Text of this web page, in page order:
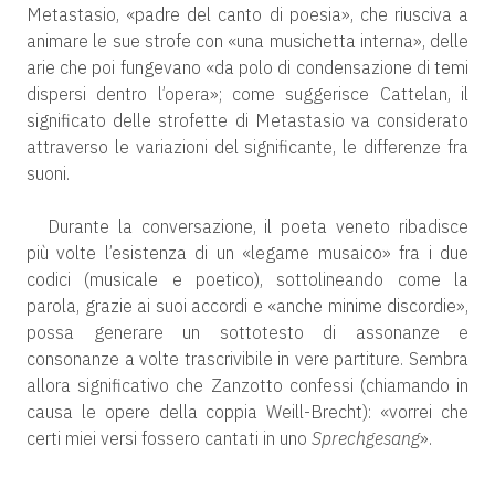
Metastasio, «padre del canto di poesia», che riusciva a
animare le sue strofe con «una musichetta interna», delle
arie che poi fungevano «da polo di condensazione di temi
dispersi dentro l’opera»; come suggerisce Cattelan, il
significato delle strofette di Metastasio va considerato
attraverso le variazioni del significante, le differenze fra
suoni.
Durante la conversazione, il poeta veneto ribadisce
più volte l’esistenza di un «legame musaico» fra i due
codici (musicale e poetico), sottolineando come la
parola, grazie ai suoi accordi e «anche minime discordie»,
possa generare un sottotesto di assonanze e
consonanze a volte trascrivibile in vere partiture. Sembra
allora significativo che Zanzotto confessi (chiamando in
causa le opere della coppia Weill-Brecht): «vorrei che
certi miei versi fossero cantati in uno Sprechgesang».